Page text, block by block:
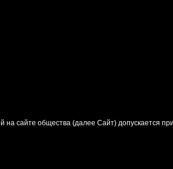
сайте общества (далее Сайт) допускается